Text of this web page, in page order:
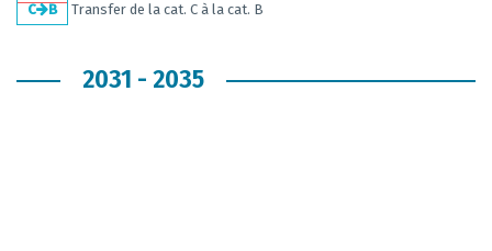
C
B Transfer de la cat. C à la cat. B
2031 - 2035